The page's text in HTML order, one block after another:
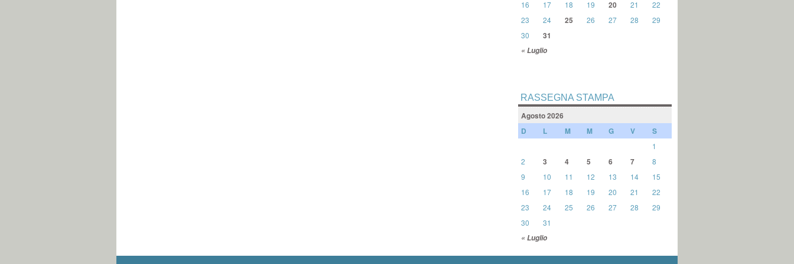
« Luglio
16
17 18 19 20 21
22
23
24 25 26 27 28
29
30
31
RASSEGNA STAMPA
Agosto 2026
D
L M M G V S
« Luglio
1
2
3 4 5 6 7
8
9
10 11 12 13 14
15
16
17 18 19 20 21
22
23
24 25 26 27 28
29
30
31